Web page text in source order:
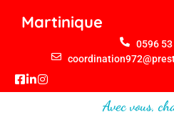
Martinique
0596
Avec vous,